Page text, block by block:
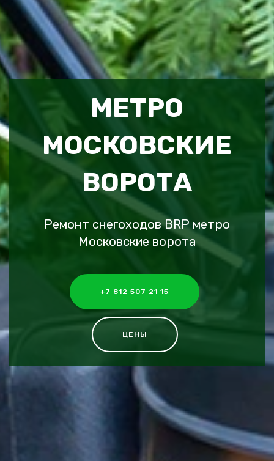
МЕТРО
МОСКОВСКИЕ
ВОРОТА
Ремонт снегоходов BRP метро
Московские ворота
+7 812 507 21 15
ЦЕНЫ